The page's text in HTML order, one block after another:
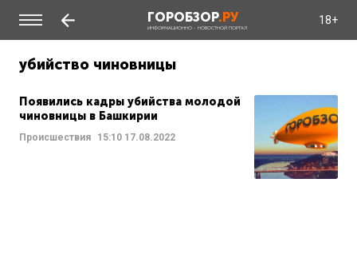
ГОРОБЗОР.РУ
ИНФОРМАЦИОННО - НОВОСТНОЙ ПОРТАЛ
18+
убийство чиновницы
Появились кадры убийства молодой
чиновницы в Башкирии
Происшествия 15:10 17.08.2022